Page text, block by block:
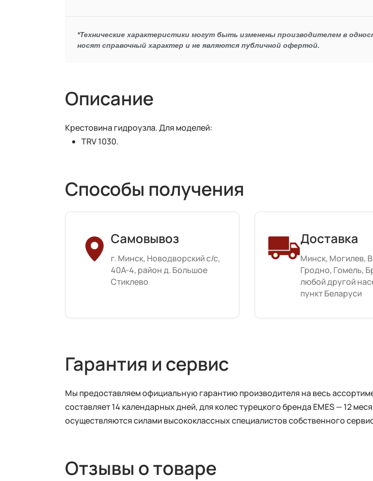
*Технические характеристики могут быть изменены производителем в
носят справочный характер и не являются публичной офертой.
Описание
Крестовина гидроузла. Для моделей:
TRV 1030.
Способы получения
Самовывоз
г. Минск, Новодворский с/с,
40А-4, район д. Большое
Стиклево
Доставка
Минск, Могилев,
Гродно, Гомель,
любой другой
пункт Беларуси
Гарантия и сервис
Мы предоставляем официальную гарантию производителя на весь
составляет 14 календарных дней, для колес турецкого бренда EMES — 12
осуществляются силами высококлассных специалистов собственного
Отзывы о товаре